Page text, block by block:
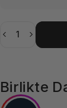
Birlikte